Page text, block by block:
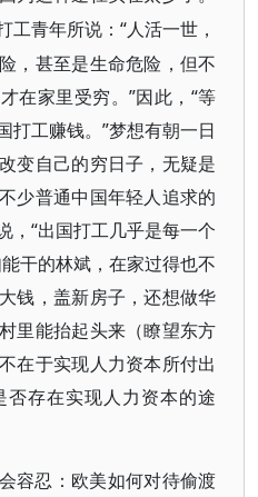
工青年所说：“人活一世，
，甚至是生命危险，但不
在家里受穷。”因此，“等
打工赚钱。”梦想有朝一日
变自己的穷日子，无疑是
少普通中国年轻人追求的
，“出国打工几乎是每一个
干的林斌，在家过得也不
钱，盖新房子，还想做华
里能抬起头来（瞭望东方
在于实现人力资本所付出
存在实现人力资本的途
容忍：欧美如何对待偷渡